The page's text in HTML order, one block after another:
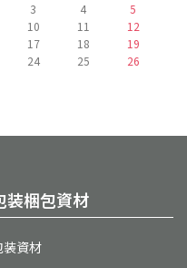
3 4
5
10 11
12
17 18
19
24 25
26
装梱包資材
装資材